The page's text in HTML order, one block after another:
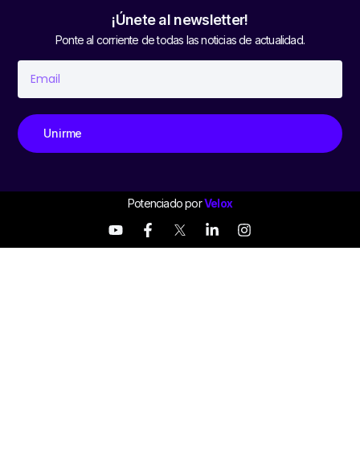
¡Únete al newsletter!
Ponte al corriente de todas las noticias de actualidad.
Unirme
Potenciado porVelox